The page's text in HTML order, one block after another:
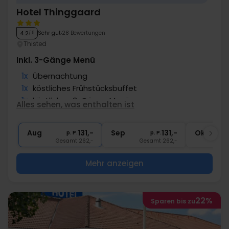
Hotel Thinggaard
4.2/ 5 Sehr gut 28 Bewertungen
Thisted
Inkl. 3-Gänge Menü
1x Übernachtung
1x köstliches Frühstücksbuffet
1x köstliches 3-Gänge Menü
Alles sehen, was enthalten ist
Aug p. P.131,-
Gesamt 262,-
Sep p. P.131,-
Gesamt 262,-
Okt
Mehr anzeigen
Sparen bis zu22%